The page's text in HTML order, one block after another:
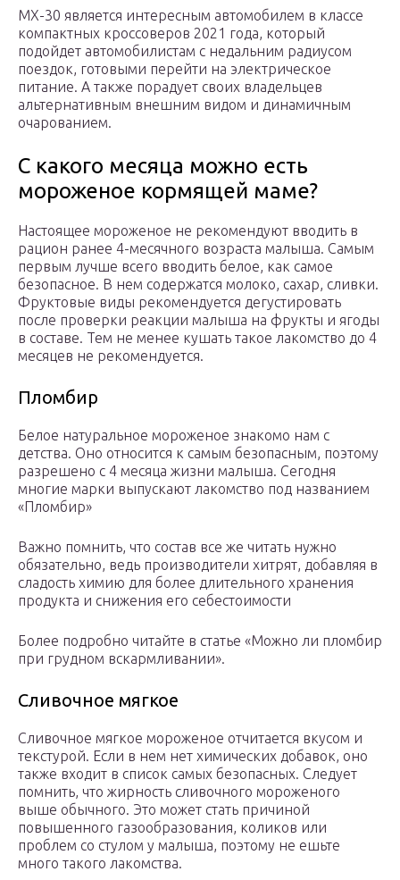
MX-30 является интересным автомобилем в классе
компактных кроссоверов 2021 года, который
подойдет автомобилистам с недальним радиусом
поездок, готовыми перейти на электрическое
питание. А также порадует своих владельцев
альтернативным внешним видом и динамичным
очарованием.
С какого месяца можно есть
мороженое кормящей маме?
Настоящее мороженое не рекомендуют вводить в
рацион ранее 4-месячного возраста малыша. Самым
первым лучше всего вводить белое, как самое
безопасное. В нем содержатся молоко, сахар, сливки.
Фруктовые виды рекомендуется дегустировать
после проверки реакции малыша на фрукты и ягоды
в составе. Тем не менее кушать такое лакомство до 4
месяцев не рекомендуется.
Пломбир
Белое натуральное мороженое знакомо нам с
детства. Оно относится к самым безопасным, поэтому
разрешено с 4 месяца жизни малыша. Сегодня
многие марки выпускают лакомство под названием
«Пломбир»
Важно помнить, что состав все же читать нужно
обязательно, ведь производители хитрят, добавляя в
сладость химию для более длительного хранения
продукта и снижения его себестоимости
Более подробно читайте в статье «Можно ли пломбир
при грудном вскармливании».
Сливочное мягкое
Сливочное мягкое мороженое отчитается вкусом и
текстурой. Если в нем нет химических добавок, оно
также входит в список самых безопасных. Следует
помнить, что жирность сливочного мороженого
выше обычного. Это может стать причиной
повышенного газообразования, коликов или
проблем со стулом у малыша, поэтому не ешьте
много такого лакомства.